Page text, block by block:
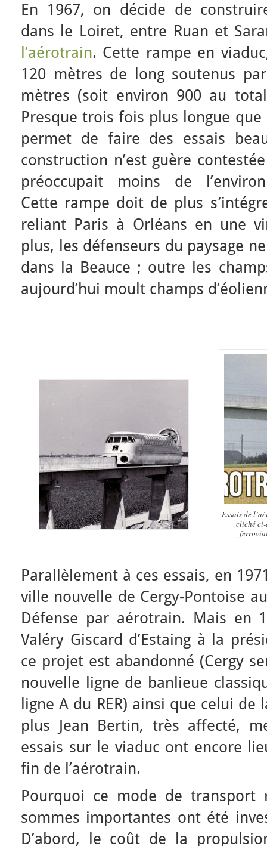
En 1967, on décide de
dans le Loiret, entre Ruan et
l’aérotrain. Cette rampe en
120 mètres de long soutenus
mètres (soit environ 900 au
Presque trois fois plus longue que
permet de faire des essais
construction n’est guère
préoccupait moins de
Cette rampe doit de plus
reliant Paris à Orléans en une
plus, les défenseurs du paysage
dans la Beauce ; outre les
aujourd’hui moult champs
Essais de
cliché ci-
Parallèlement à ces essais, en
ville nouvelle de Cergy-Pontoise
Défense par aérotrain. Mais en
Valéry Giscard d’Estaing à la
ce projet est abandonné (Cergy
nouvelle ligne de banlieue
ligne A du RER) ainsi que celui de
plus Jean Bertin, très affecté,
essais sur le viaduc ont encore
fin de l’aérotrain.
Pourquoi ce mode de transport
sommes importantes ont été
D’abord, le coût de la